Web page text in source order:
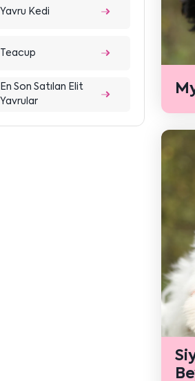
Yavru Kedi
Teacup
En Son Satılan Elit
Yavrular